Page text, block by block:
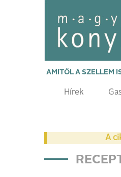
AMITŐL A SZELLEM
Hírek
A